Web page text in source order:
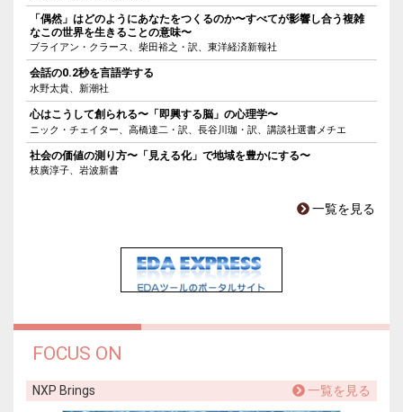
「偶然」はどのようにあなたをつくるのか〜すべてが影響し合う複雑
なこの世界を生きることの意味〜
ブライアン・クラース、柴田裕之・訳、東洋経済新報社
会話の0.2秒を言語学する
水野太貴、新潮社
心はこうして創られる〜「即興する脳」の心理学〜
ニック・チェイター、高橋達二・訳、長谷川珈・訳、講談社選書メチエ
社会の価値の測り方〜「見える化」で地域を豊かにする〜
枝廣淳子、岩波新書
一覧を見る
FOCUS ON
NXP Brings 一覧を見る